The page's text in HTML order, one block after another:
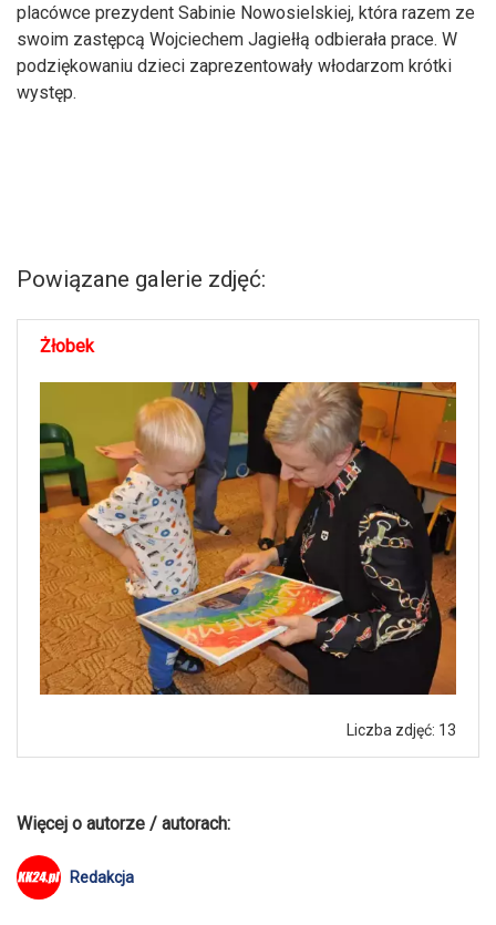
placówce prezydent Sabinie Nowosielskiej, która razem ze
swoim zastępcą Wojciechem Jagiełłą odbierała prace. W
podziękowaniu dzieci zaprezentowały włodarzom krótki
występ.
Powiązane galerie zdjęć:
Żłobek
Liczba zdjęć: 13
Więcej o autorze / autorach:
Redakcja